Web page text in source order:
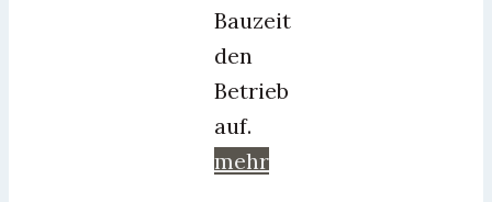
Bauzeit
den
Betrieb
auf.
mehr